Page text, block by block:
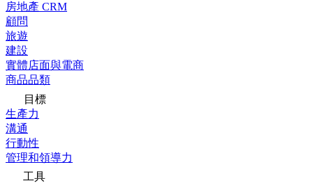
房地產 CRM
顧問
旅遊
建設
實體店面與電商
商品品類
目標
生產力
溝通
行動性
管理和領導力
工具